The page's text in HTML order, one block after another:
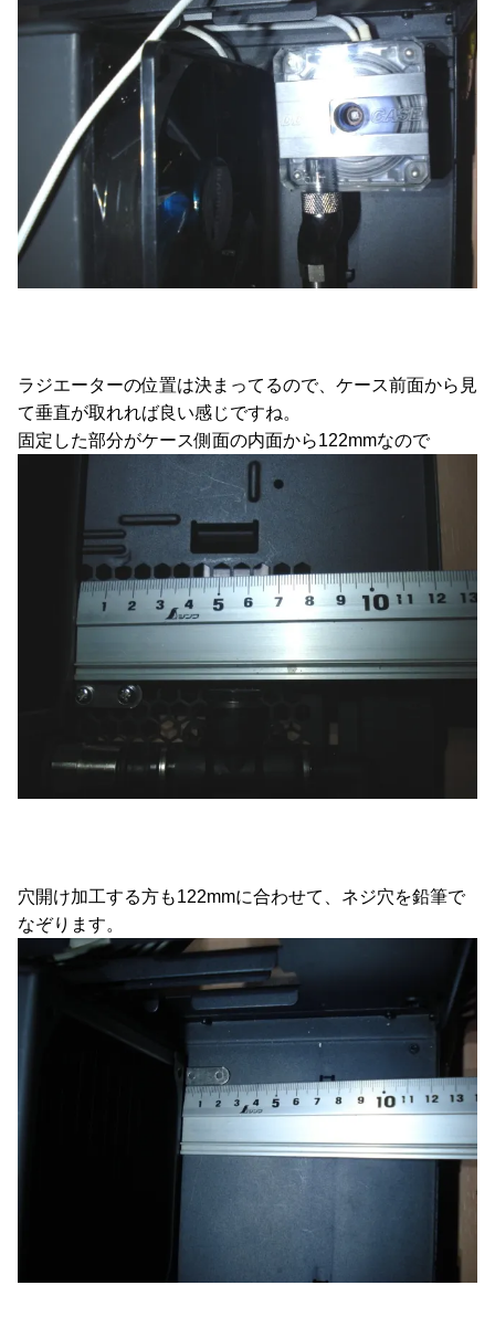
ラジエーターの位置は決まってるので、ケース前面から見
て垂直が取れれば良い感じですね。
固定した部分がケース側面の内面から122mmなので
穴開け加工する方も122mmに合わせて、ネジ穴を鉛筆で
なぞります。